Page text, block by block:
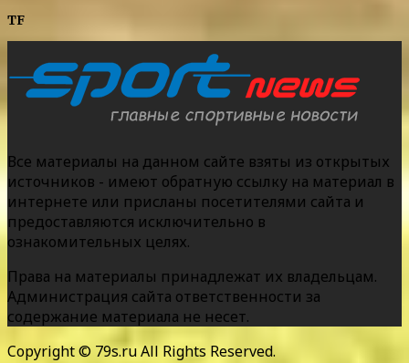
TF
Все материалы на данном сайте взяты из открытых
источников - имеют обратную ссылку на материал в
интернете или присланы посетителями сайта и
предоставляются исключительно в
ознакомительных целях.
Права на материалы принадлежат их владельцам.
Администрация сайта ответственности за
содержание материала не несет.
Copyright © 79s.ru All Rights Reserved.